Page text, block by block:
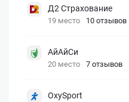
Д2 Страхование
19 место 10 отзывов
АйАйСи
20 место 7 отзывов
OxySport